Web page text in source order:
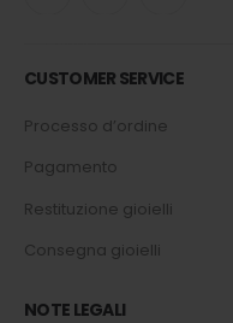
CUSTOMER SERVICE
Processo d’ordine
Pagamento
Restituzione gioielli
Consegna gioielli
NOTE LEGALI